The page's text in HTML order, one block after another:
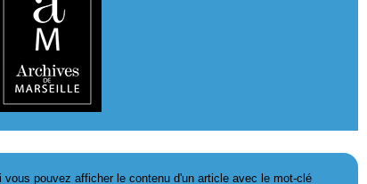
vous pouvez afficher le contenu d'un article avec le mot-clé